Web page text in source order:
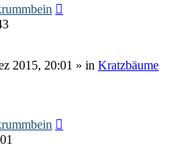
2015, 20:01 » in Kratzbäume